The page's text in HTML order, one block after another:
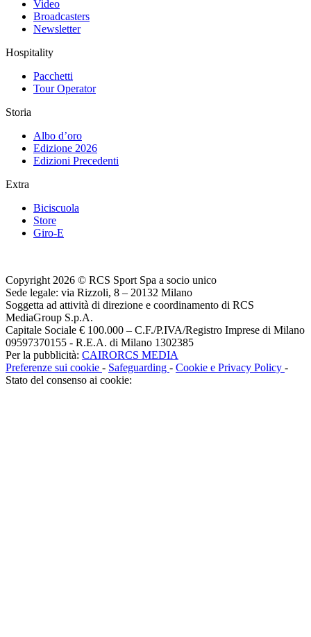
Video
Broadcasters
Newsletter
Hospitality
Pacchetti
Tour Operator
Storia
Albo d’oro
Edizione 2026
Edizioni Precedenti
Extra
Biciscuola
Store
Giro-E
Copyright 2026 © RCS Sport Spa a socio unico
Sede legale: via Rizzoli, 8 – 20132 Milano
Soggetta ad attività di direzione e coordinamento di RCS
MediaGroup S.p.A.
Capitale Sociale € 100.000 – C.F./P.IVA/Registro Imprese di Milano
09597370155 - R.E.A. di Milano 1302385
Per la pubblicità: CAIRORCS MEDIA
Preferenze sui cookie - Safeguarding - Cookie e Privacy Policy -
Stato del consenso ai cookie: